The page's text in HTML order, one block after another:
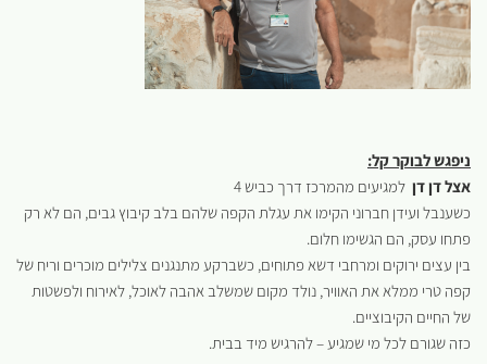
ניפגש לבוקר קל:
אצל דן דן למגיעים מהמרכז דרך כביש 4
כשענבל ועידן חברוני הקימו את עגלת הקפה שלהם בלב קיבוץ גבים, הם לא רק
פתחו עסק, הם הגשימו חלום.
בין עצים ירוקים ומרחבי דשא פתוחים, כשברקע מתנגנים צלילים מוכרים וריח של
קפה טרי ממלא את האוויר, נולד מקום שמשלב אהבה לאוכל, לאירוח ולפשטות
של החיים הקיבוציים.
כזה שגורם לכל מי שמגיע – להרגיש מיד בבית.